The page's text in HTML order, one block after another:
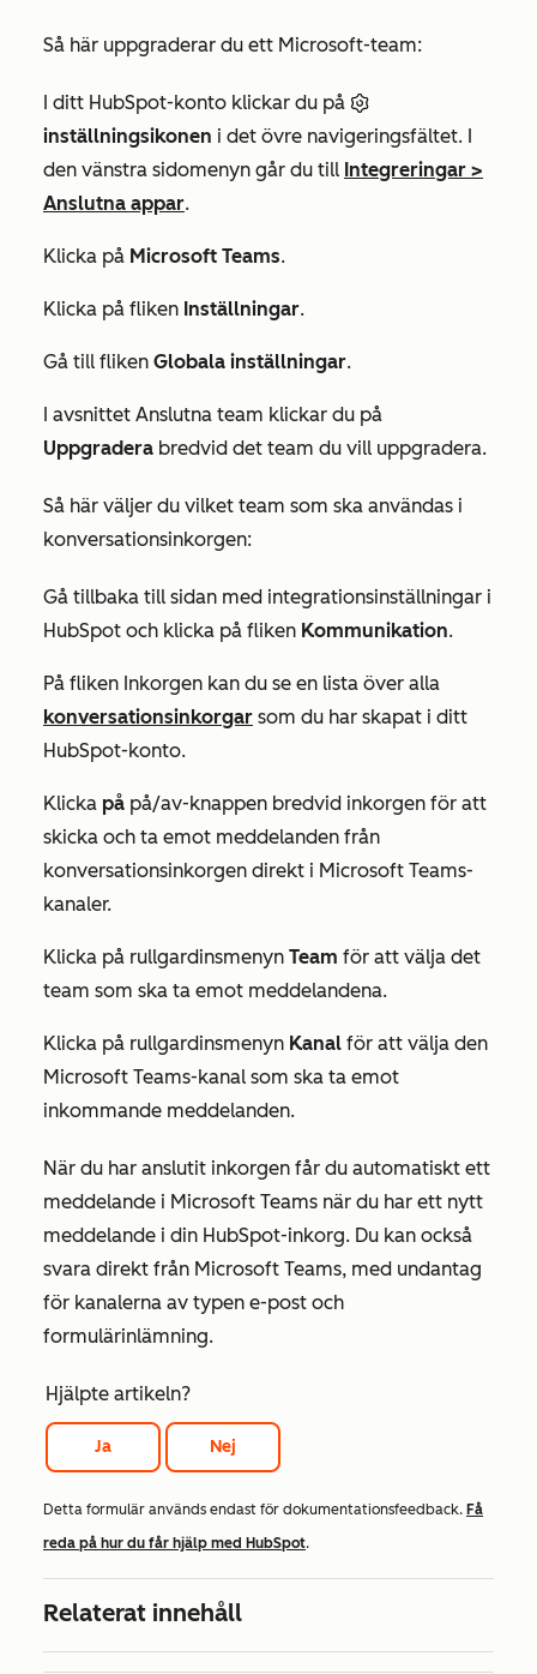
Så här uppgraderar du ett Microsoft-team:
I ditt HubSpot-konto klickar du på
inställningsikonen i det övre navigeringsfältet. I
den vänstra sidomenyn går du till Integreringar >
Anslutna appar.
Klicka på Microsoft Teams.
Klicka på fliken Inställningar.
Gå till fliken Globala inställningar.
I avsnittet Anslutna team klickar du på
Uppgradera bredvid det team du vill uppgradera.
Så här väljer du vilket team som ska användas i
konversationsinkorgen:
Gå tillbaka till sidan med integrationsinställningar i
HubSpot och klicka på fliken Kommunikation.
På fliken Inkorgen kan du se en lista över alla
konversationsinkorgar som du har skapat i ditt
HubSpot-konto.
Klicka på på/av-knappen bredvid inkorgen för att
skicka och ta emot meddelanden från
konversationsinkorgen direkt i Microsoft Teams-
kanaler.
Klicka på rullgardinsmenyn Team för att välja det
team som ska ta emot meddelandena.
Klicka på rullgardinsmenyn Kanal för att välja den
Microsoft Teams-kanal som ska ta emot
inkommande meddelanden.
När du har anslutit inkorgen får du automatiskt ett
meddelande i Microsoft Teams när du har ett nytt
meddelande i din HubSpot-inkorg. Du kan också
svara direkt från Microsoft Teams, med undantag
för kanalerna av typen e-post och
formulärinlämning.
Hjälpte artikeln?
Ja Nej
Detta formulär används endast för dokumentationsfeedback. Få
reda på hur du får hjälp med HubSpot.
Relaterat innehåll